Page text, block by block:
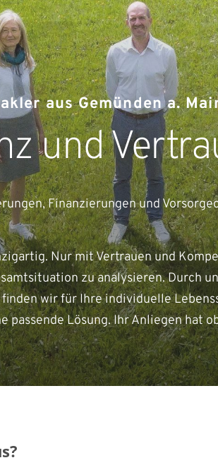
aus Gemünden a.
und
Finanzierungen und
Nur mit Vertrauen und
zu analysieren. Durch
wir für Ihre individuelle
passende Lösung. Ihr Anliegen hat